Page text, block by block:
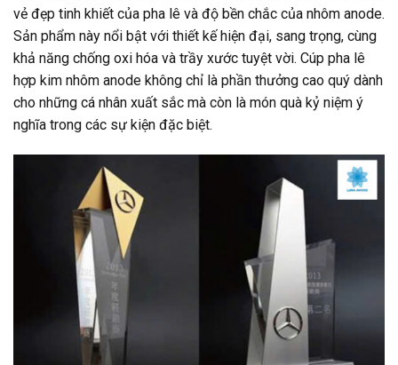
vẻ đẹp tinh khiết của pha lê và độ bền chắc của nhôm anode.
Sản phẩm này nổi bật với thiết kế hiện đại, sang trọng, cùng
khả năng chống oxi hóa và trầy xước tuyệt vời. Cúp pha lê
hợp kim nhôm anode không chỉ là phần thưởng cao quý dành
cho những cá nhân xuất sắc mà còn là món quà kỷ niệm ý
nghĩa trong các sự kiện đặc biệt.